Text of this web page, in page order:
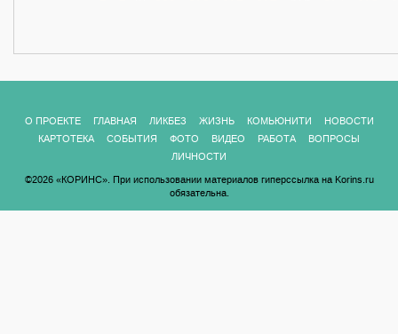
О ПРОЕКТЕ ГЛАВНАЯ ЛИКБЕЗ ЖИЗНЬ КОМЬЮНИТИ
НОВОСТИ
КАРТОТЕКА
СОБЫТИЯ ФОТО ВИДЕО РАБОТА
ВОПРОСЫ
ЛИЧНОСТИ
©2026 «КОРИНС». При использовании материалов гиперссылка на Korins.ru
обязательна.